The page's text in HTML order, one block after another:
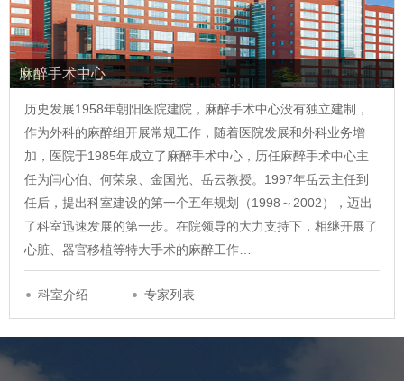
麻醉手术中心
历史发展1958年朝阳医院建院，麻醉手术中心没有独立建制，
作为外科的麻醉组开展常规工作，随着医院发展和外科业务增
加，医院于1985年成立了麻醉手术中心，历任麻醉手术中心主
任为闫心伯、何荣泉、金国光、岳云教授。1997年岳云主任到
任后，提出科室建设的第一个五年规划（1998～2002），迈出
了科室迅速发展的第一步。在院领导的大力支持下，相继开展了
心脏、器官移植等特大手术的麻醉工作…
科室介绍 专家列表